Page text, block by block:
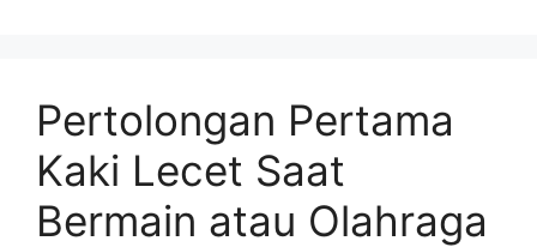
Pertolongan Pertama
Kaki Lecet Saat
Bermain atau Olahraga